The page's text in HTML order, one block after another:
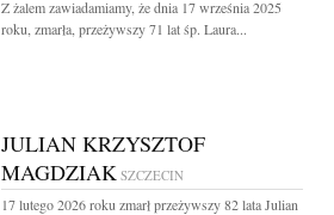
Z żalem zawiadamiamy, że dnia 17 września 2025
roku, zmarła, przeżywszy 71 lat śp. Laura...
JULIAN KRZYSZTOF
MAGDZIAK SZCZECIN
17 lutego 2026 roku zmarł przeżywszy 82 lata Julian